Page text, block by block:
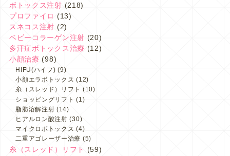
ボトックス注射 (218)
プロファイロ (13)
スネコス注射 (2)
ベビーコラーゲン注射 (20)
多汗症ボトックス治療 (12)
小顔治療 (98)
HIFU(ハイフ) (9)
小顔エラボトックス (12)
糸（スレッド）リフト (10)
ショッピングリフト (1)
脂肪溶解注射 (14)
ヒアルロン酸注射 (30)
マイクロボトックス (4)
二重アゴレーザー治療 (5)
糸（スレッド）リフト
(59)